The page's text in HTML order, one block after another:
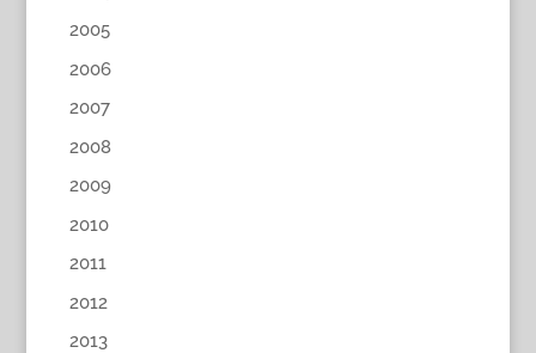
2005
2006
2007
2008
2009
2010
2011
2012
2013